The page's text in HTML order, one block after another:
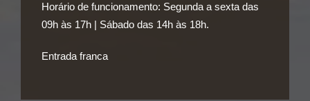
Horário de funcionamento: Segunda a sexta das
09h às 17h | Sábado das 14h às 18h.
Entrada franca